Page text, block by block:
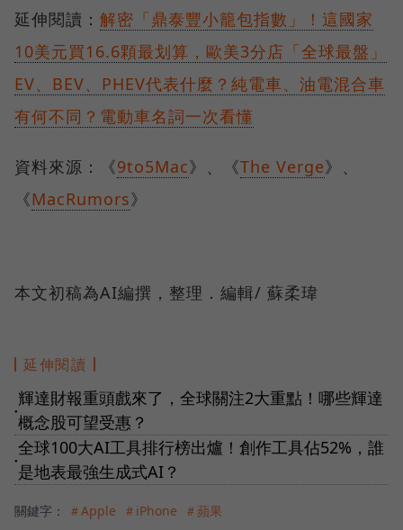
延伸閱讀： 解密「鼎泰豐小籠包指數」！這國家
10美元買16.6顆最划算，歐美3分店「全球最盤」
EV、BEV、PHEV代表什麼？純電車、油電混合車
有何不同？電動車名詞一次看懂
資料來源：《9to5Mac》、《The Verge》、
《MacRumors》
本文初稿為AI編撰，整理．編輯/ 蘇柔瑋
延伸閱讀
●
輝達財報重頭戲來了，全球關注2大重點！哪些輝達
概念股可望受惠？
●
全球100大AI工具排行榜出爐！創作工具佔52%，誰
是地表最強生成式AI？
關鍵字： ＃Apple ＃iPhone ＃蘋果